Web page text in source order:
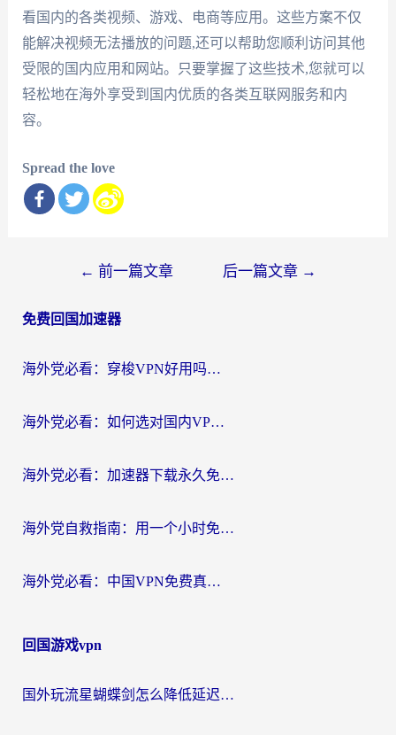
看国内的各类视频、游戏、电商等应用。这些方案不仅
能解决视频无法播放的问题,还可以帮助您顺利访问其他
受限的国内应用和网站。只要掌握了这些技术,您就可以
轻松地在海外享受到国内优质的各类互联网服务和内
容。
Spread the love
导
← 前一篇文章 后一篇文章 →
免费回国加速器
海外党必看：穿梭VPN好用吗？和云帆VPN对比哪个回国效果更好？附真实测评+避坑指南
海外党必看：如何选对国内VPN，实现无缝访问国内资源？
海外党必看：加速器下载永久免费版真的存在吗？教你无缝访问国内资源的正确姿势
海外党自救指南：用一个小时免费加速器，轻松打破国内资源访问壁垒？
海外党必看：中国VPN免费真的靠谱吗？手把手教你选对回国加速器
回国游戏vpn
国外玩流星蝴蝶剑怎么降低延迟？海外党必看的加速秘籍（含欧洲鸣潮&彩虹岛优化攻略）